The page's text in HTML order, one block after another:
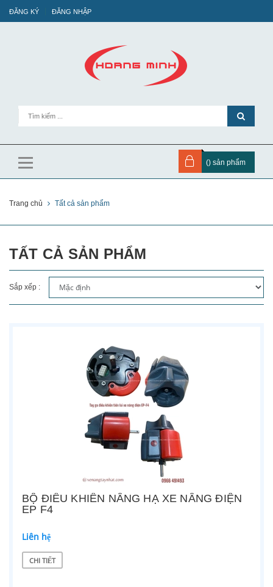
ĐĂNG KÝ ĐĂNG NHẬP
() sản phẩm
Trang chủ Tất cả sản phẩm
TẤT CẢ SẢN PHẨM
Sắp xếp :
BỘ ĐIỀU KHIỂN NÂNG HẠ XE NÂNG ĐIỆN
EP F4
Liên hệ
CHI TIẾT